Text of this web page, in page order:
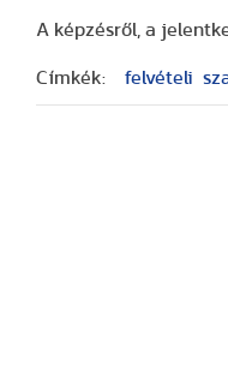
A képzésről, a
Címkék: felvételi